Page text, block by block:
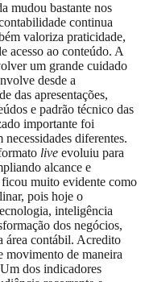
mudou bastante nos
continua
valoriza praticidade,
acesso ao conteúdo. A
um grande cuidado
desde a
das apresentações,
e padrão técnico das
importante foi
diferentes.
live evoluiu para
alcance e
muito evidente como
pois hoje o
inteligência
dos negócios,
área contábil. Acredito
movimento de maneira
dos indicadores